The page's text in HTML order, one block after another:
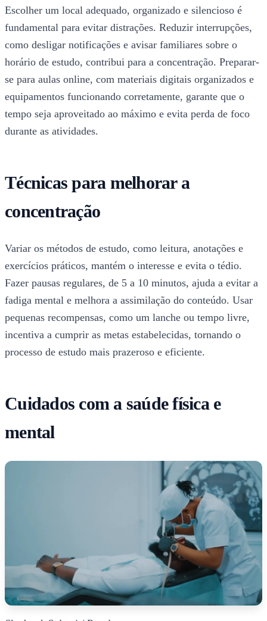
Escolher um local adequado, organizado e silencioso é
fundamental para evitar distrações. Reduzir interrupções,
como desligar notificações e avisar familiares sobre o
horário de estudo, contribui para a concentração. Preparar-
se para aulas online, com materiais digitais organizados e
equipamentos funcionando corretamente, garante que o
tempo seja aproveitado ao máximo e evita perda de foco
durante as atividades.
Técnicas para melhorar a
concentração
Variar os métodos de estudo, como leitura, anotações e
exercícios práticos, mantém o interesse e evita o tédio.
Fazer pausas regulares, de 5 a 10 minutos, ajuda a evitar a
fadiga mental e melhora a assimilação do conteúdo. Usar
pequenas recompensas, como um lanche ou tempo livre,
incentiva a cumprir as metas estabelecidas, tornando o
processo de estudo mais prazeroso e eficiente.
Cuidados com a saúde física e
mental